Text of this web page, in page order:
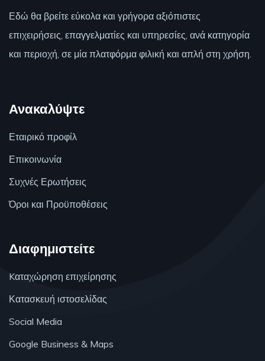
Εδώ θα βρείτε εύκολα και γρήγορα αξιόπιστες
επιχειρήσεις, επαγγελματίες και υπηρεσίες, ανά κατηγορία
και περιοχή, σε μία πλατφόρμα φιλική και απλή στη χρήση.
Ανακαλύψτε
Εταιρικό προφίλ
Επικοινωνία
Συχνές Ερωτήσεις
Όροι και Προϋποθέσεις
Διαφημιστείτε
Kαταχώρηση επιχείρησης
Κατασκευή ιστοσελίδας
Social Media
Google Business & Maps